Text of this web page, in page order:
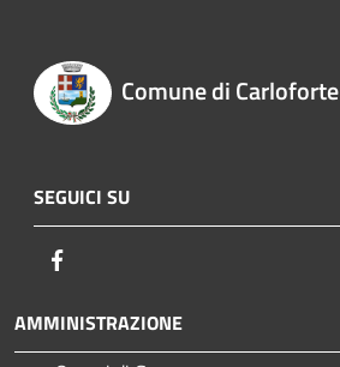
Comune di Carloforte
SEGUICI SU
AMMINISTRAZIONE